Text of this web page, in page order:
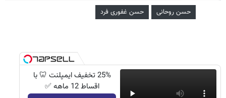
حسن روحانی حسن غفوری فرد
25% تخفیف ایمپلنت 🦷 با
اقساط 12 ماهه ✅